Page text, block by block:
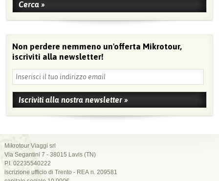
Non perdere nemmeno un'offerta Mikrotour,
iscriviti alla newsletter!
Mikrotour Viaggi srl
Via Segantini 7 - 38015 Lavis (TN)
P.I. 02235540222
iscrizione ufficio di Trento - REA n. 209581